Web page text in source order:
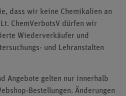
dass wir keine Chemikalien an
ChemVerbotsV dürfen wir
Wiederverkäufer und
und Lehranstalten
Angebote gelten nur innerhalb
Bestellungen. Änderungen